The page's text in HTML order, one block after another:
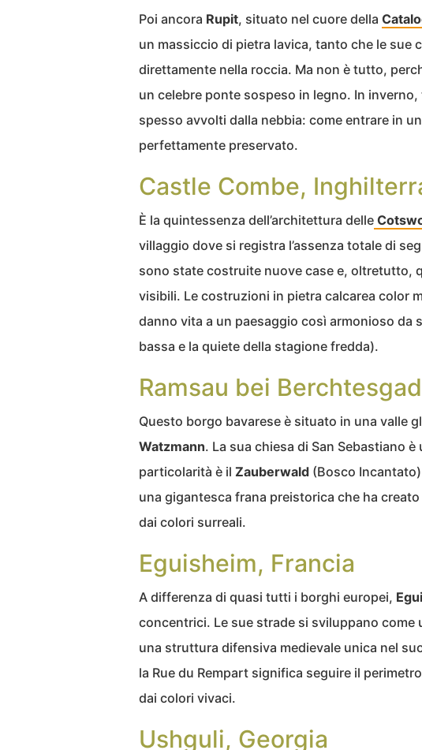
Poi ancora Rupit, situato nel cuore della
un massiccio di pietra lavica, tanto che le sue
direttamente nella roccia. Ma non è tutto,
un celebre ponte sospeso in legno. In
spesso avvolti dalla nebbia: come entrare in
perfettamente preservato.
Castle Combe,
È la quintessenza dell’architettura delle
villaggio dove si registra l’assenza totale di
sono state costruite nuove case e, oltretutto,
visibili. Le costruzioni in pietra calcarea color
danno vita a un paesaggio così armonioso
bassa e la quiete della stagione fredda).
Ramsau bei
Questo borgo bavarese è situato in una valle
Watzmann. La sua chiesa di San Sebastiano è
particolarità è il Zauberwald (Bosco
una gigantesca frana preistorica che ha
dai colori surreali.
Eguisheim, Francia
A differenza di quasi tutti i borghi europei,
concentrici. Le sue strade si sviluppano
una struttura difensiva medievale unica nel
la Rue du Rempart significa seguire il
dai colori vivaci.
Ushguli, Georgia